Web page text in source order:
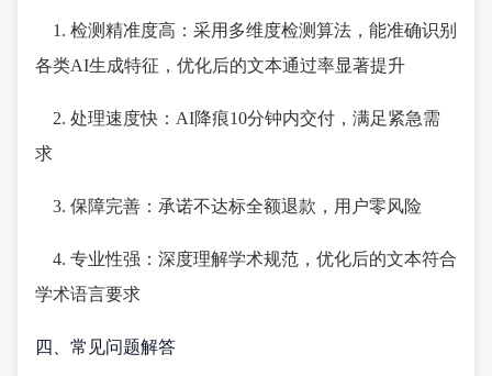
1. 检测精准度高：采用多维度检测算法，能准确识别
各类AI生成特征，优化后的文本通过率显著提升
2. 处理速度快：AI降痕10分钟内交付，满足紧急需
求
3. 保障完善：承诺不达标全额退款，用户零风险
4. 专业性强：深度理解学术规范，优化后的文本符合
学术语言要求
四、常见问题解答